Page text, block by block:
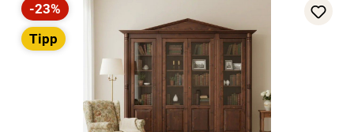
Rabatt
-23%
Tipp